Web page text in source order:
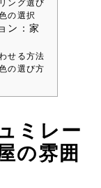
ング選び
の選択
ン：家
せる方法
の選び方
ミレー
の雰囲